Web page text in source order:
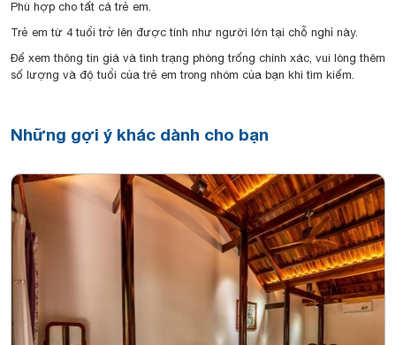
Phù hợp cho tất cả trẻ em.
Trẻ em từ 4 tuổi trở lên được tính như người lớn tại chỗ nghỉ này.
Để xem thông tin giá và tình trạng phòng trống chính xác, vui lòng thêm
số lượng và độ tuổi của trẻ em trong nhóm của bạn khi tìm kiếm.
Những gợi ý khác dành cho bạn